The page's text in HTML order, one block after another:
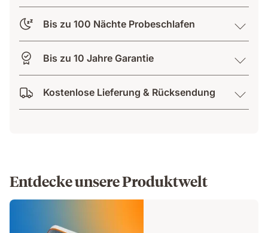
Bis zu 100 Nächte Probeschlafen
Bis zu 10 Jahre Garantie
Kostenlose Lieferung & Rücksendung
Entdecke unsere Produktwelt